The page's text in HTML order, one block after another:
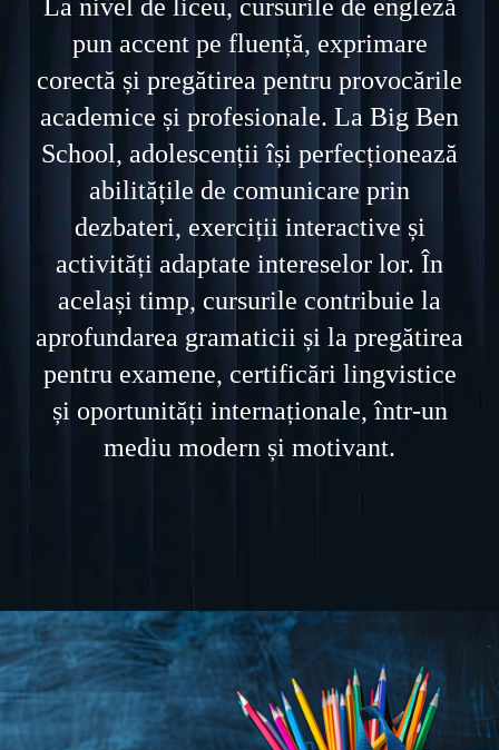
La nivel de liceu, cursurile de engleză
pun accent pe fluență, exprimare
corectă și pregătirea pentru provocările
academice și profesionale. La Big Ben
School, adolescenții își perfecționează
abilitățile de comunicare prin
dezbateri, exerciții interactive și
activități adaptate intereselor lor. În
același timp, cursurile contribuie la
aprofundarea gramaticii și la pregătirea
pentru examene, certificări lingvistice
și oportunități internaționale, într-un
mediu modern și motivant.